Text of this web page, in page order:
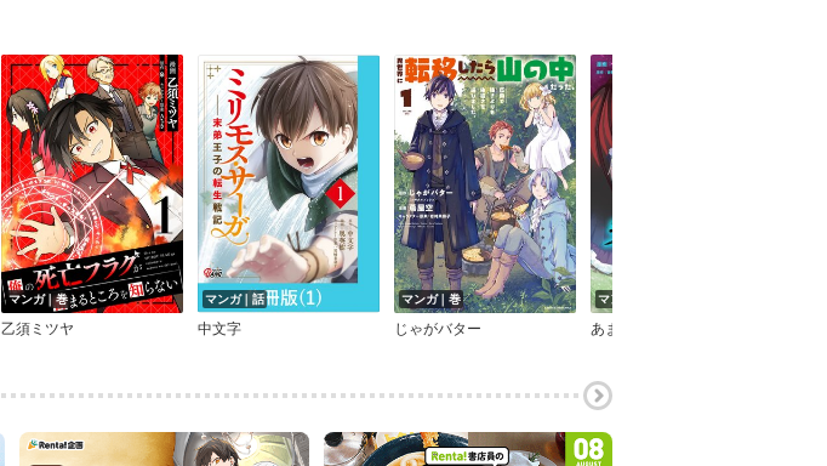
マンガ｜巻
乙須ミツヤ
マンガ｜話
中文字
マンガ｜巻
じゃがバター
マンガ｜話
あまねかむらぎ